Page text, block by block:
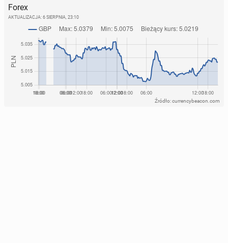
Forex
AKTUALIZACJA: 6 SIERPNIA, 23:10
Źródło: currencybeacon.com